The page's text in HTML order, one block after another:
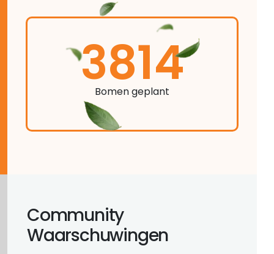
3814
Bomen geplant
Community
Waarschuwingen